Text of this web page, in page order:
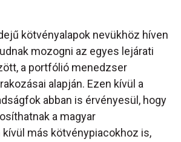
kötvényalapok nevükhöz híven
mozogni az egyes lejárati
a portfólió menedzser
alapján. Ezen kívül a
abban is érvényesül, hogy
a magyar
kívül más kötvénypiacokhoz is,